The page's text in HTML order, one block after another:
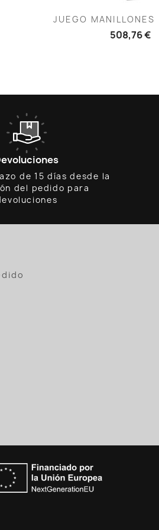
Vista
JUEGO
508,76 €
de 15 días desde la
del pedido para